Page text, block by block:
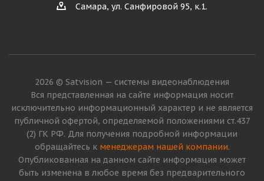
Самара, ул. Санфировой 95, к.1.
2026 © Satvision — системы видеонаблюдения
Вся представленная на сайте информация носит
исключительно информационный характер и не является
публичной офертой, определяемой положениями ст.437
(2) ГК РФ. Для получения подробной информации
обращайтесь к менеджерам нашей компании.
Опубликованная на данном сайте информация может
быть изменена в любое время без предварительного